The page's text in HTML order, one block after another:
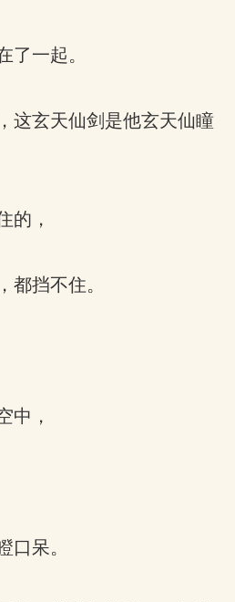
一起。
这玄天仙剑是他玄天仙瞳
的，
挡不住。
中，
呆。